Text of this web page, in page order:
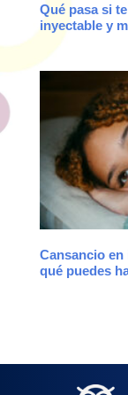
Qué pasa si
inyectable y
Cansancio
qué puedes